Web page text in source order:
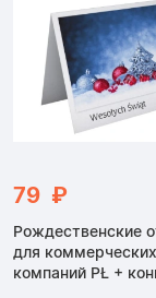
79 ₽
Рождественские
для коммерческих
компаний PŁ +